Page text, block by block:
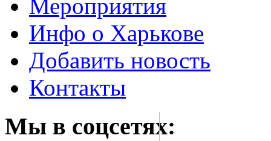
Мероприятия
Инфо о Харькове
Добавить новость
Контакты
Мы в соцсетях: